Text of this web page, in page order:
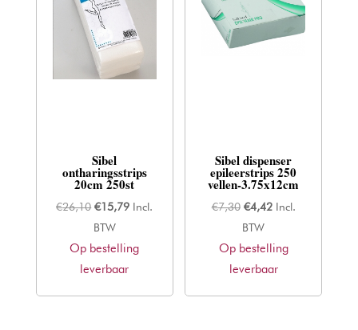
Sibel
ontharingsstrips
20cm 250st
€26,10 Oorspronkelijke
prijs
was:
€26,10.
€15,79Huidige
is:
Incl.
BTW
Op bestelling
leverbaar
Sibel dispenser
epileerstrips 250
vellen-3.75x12cm
€7,30 Oorspronkelijke
prijs
was:
€7,30.
€4,42Huidige
is:
€4,42.
Incl.
BTW
Op bestelling
leverbaar